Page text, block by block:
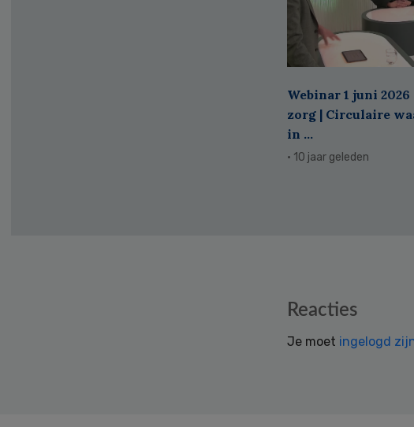
Webinar 1 juni 2026
zorg | Circulaire
in ...
· 10 jaar geleden
Reacties
Je moet ingelogd